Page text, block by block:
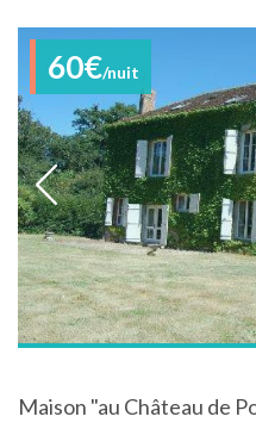
60€/nuit